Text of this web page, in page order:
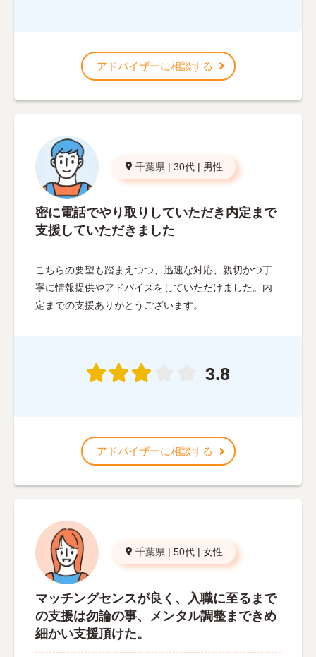
アドバイザーに相談する
千葉県 | 30代 | 男性
密に電話でやり取りしていただき内定まで
支援していただきました
こちらの要望も踏まえつつ、迅速な対応、親切かつ丁
寧に情報提供やアドバイスをしていただけました。内
定までの支援ありがとうございます。
3.8
アドバイザーに相談する
千葉県 | 50代 | 女性
マッチングセンスが良く、入職に至るまで
の支援は勿論の事、メンタル調整まできめ
細かい支援頂けた。